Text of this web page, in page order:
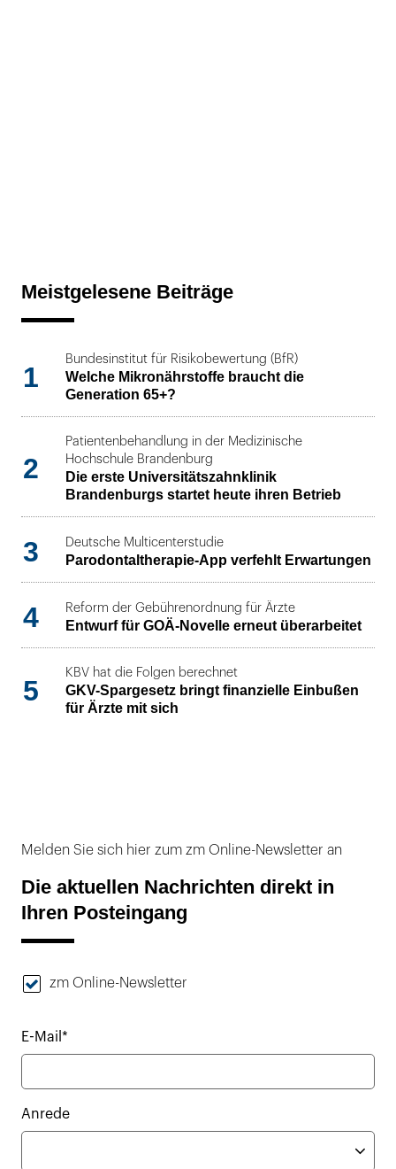
Meistgelesene Beiträge
1
Bundesinstitut für Risikobewertung (BfR)
Welche Mikronährstoffe braucht die
Generation 65+?
2
Patientenbehandlung in der Medizinische
Hochschule Brandenburg
Die erste Universitätszahnklinik
Brandenburgs startet heute ihren Betrieb
3 Deutsche Multicenterstudie
Parodontaltherapie-App verfehlt Erwartungen
4 Reform der Gebührenordnung für Ärzte
Entwurf für GOÄ-Novelle erneut überarbeitet
5
KBV hat die Folgen berechnet
GKV-Spargesetz bringt finanzielle Einbußen
für Ärzte mit sich
Melden Sie sich hier zum zm Online-Newsletter an
Die aktuellen Nachrichten direkt in
Ihren Posteingang
zm Online-Newsletter
E-Mail*
Anrede